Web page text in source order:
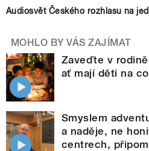
Audiosvět Českého rozhlasu na
MOHLO BY VÁS ZAJÍMAT
Zaveďte v
ať mají děti na
Smyslem
a naděje, ne
centrech,